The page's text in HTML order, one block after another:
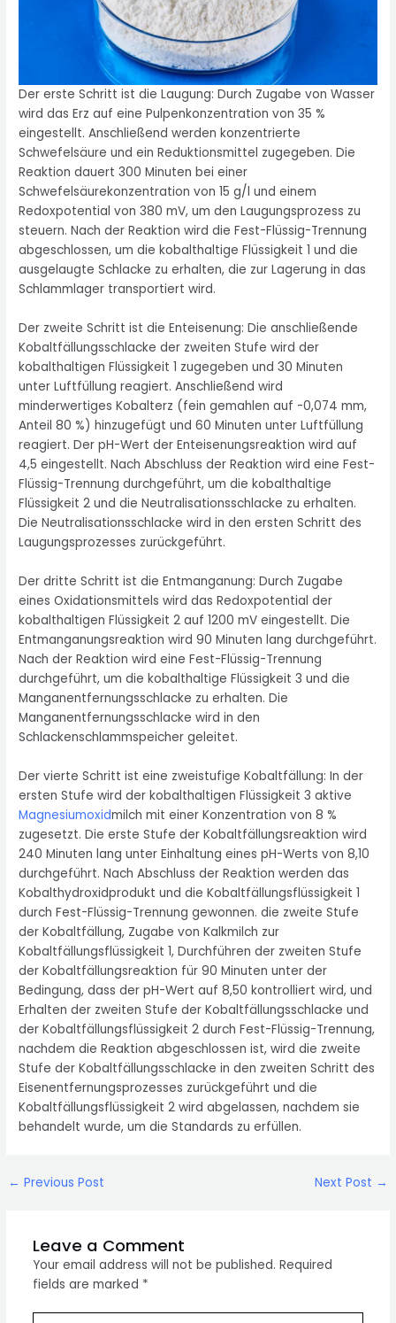
Der erste Schritt ist die Laugung: Durch Zugabe von Wasser
wird das Erz auf eine Pulpenkonzentration von 35 %
eingestellt. Anschließend werden konzentrierte
Schwefelsäure und ein Reduktionsmittel zugegeben. Die
Reaktion dauert 300 Minuten bei einer
Schwefelsäurekonzentration von 15 g/l und einem
Redoxpotential von 380 mV, um den Laugungsprozess zu
steuern. Nach der Reaktion wird die Fest-Flüssig-Trennung
abgeschlossen, um die kobalthaltige Flüssigkeit 1 und die
ausgelaugte Schlacke zu erhalten, die zur Lagerung in das
Schlammlager transportiert wird.
Der zweite Schritt ist die Enteisenung: Die anschließende
Kobaltfällungsschlacke der zweiten Stufe wird der
kobalthaltigen Flüssigkeit 1 zugegeben und 30 Minuten
unter Luftfüllung reagiert. Anschließend wird
minderwertiges Kobalterz (fein gemahlen auf -0,074 mm,
Anteil 80 %) hinzugefügt und 60 Minuten unter Luftfüllung
reagiert. Der pH-Wert der Enteisenungsreaktion wird auf
4,5 eingestellt. Nach Abschluss der Reaktion wird eine Fest-
Flüssig-Trennung durchgeführt, um die kobalthaltige
Flüssigkeit 2 und die Neutralisationsschlacke zu erhalten.
Die Neutralisationsschlacke wird in den ersten Schritt des
Laugungsprozesses zurückgeführt.
Der dritte Schritt ist die Entmanganung: Durch Zugabe
eines Oxidationsmittels wird das Redoxpotential der
kobalthaltigen Flüssigkeit 2 auf 1200 mV eingestellt. Die
Entmanganungsreaktion wird 90 Minuten lang durchgeführt.
Nach der Reaktion wird eine Fest-Flüssig-Trennung
durchgeführt, um die kobalthaltige Flüssigkeit 3 ​​und die
Manganentfernungsschlacke zu erhalten. Die
Manganentfernungsschlacke wird in den
Schlackenschlammspeicher geleitet.
Der vierte Schritt ist eine zweistufige Kobaltfällung: In der
ersten Stufe wird der kobalthaltigen Flüssigkeit 3 ​​aktive
Magnesiumoxidmilch mit einer Konzentration von 8 %
zugesetzt. Die erste Stufe der Kobaltfällungsreaktion wird
240 Minuten lang unter Einhaltung eines pH-Werts von 8,10
durchgeführt. Nach Abschluss der Reaktion werden das
Kobalthydroxidprodukt und die Kobaltfällungsflüssigkeit 1
durch Fest-Flüssig-Trennung gewonnen. die zweite Stufe
der Kobaltfällung, Zugabe von Kalkmilch zur
Kobaltfällungsflüssigkeit 1, Durchführen der zweiten Stufe
der Kobaltfällungsreaktion für 90 Minuten unter der
Bedingung, dass der pH-Wert auf 8,50 kontrolliert wird, und
Erhalten der zweiten Stufe der Kobaltfällungsschlacke und
der Kobaltfällungsflüssigkeit 2 durch Fest-Flüssig-Trennung,
nachdem die Reaktion abgeschlossen ist, wird die zweite
Stufe der Kobaltfällungsschlacke in den zweiten Schritt des
Eisenentfernungsprozesses zurückgeführt und die
Kobaltfällungsflüssigkeit 2 wird abgelassen, nachdem sie
behandelt wurde, um die Standards zu erfüllen.
Post
← Previous Post Next Post →
Leave a Comment
Your email address will not be published. Required
fields are marked *